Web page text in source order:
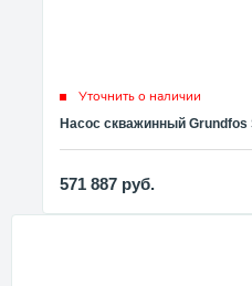
Уточнить о наличии
Насос скважинный Grundfos
571 887 руб.